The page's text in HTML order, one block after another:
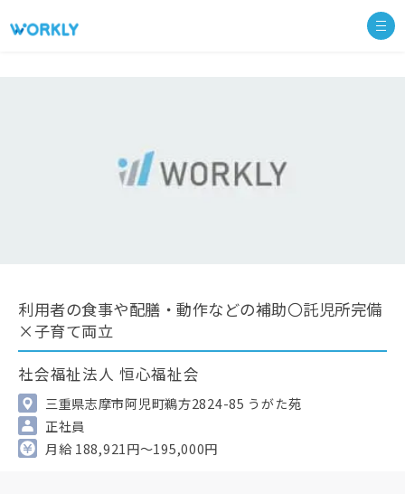
利用者の食事や配膳・動作などの補助〇託児所完備
×子育て両立
社会福祉法人 恒心福祉会
三重県志摩市阿児町鵜方2824-85 うがた苑
正社員
月給 188,921円～195,000円